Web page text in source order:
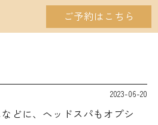
ご予約はこちら
2023-06-20
どに、ヘッドスパもオプシ